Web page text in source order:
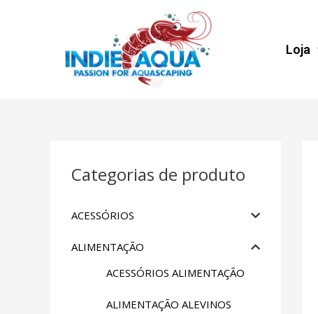
Loja
Categorias de produto
ACESSÓRIOS
ALIMENTAÇÃO
ACESSÓRIOS ALIMENTAÇÃO
ALIMENTAÇÃO ALEVINOS